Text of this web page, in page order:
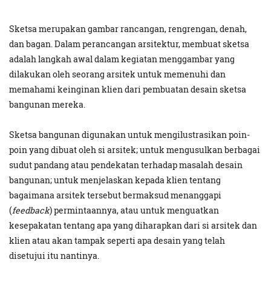
Sketsa merupakan gambar rancangan, rengrengan, denah,
dan bagan. Dalam perancangan arsitektur, membuat sketsa
adalah langkah awal dalam kegiatan menggambar yang
dilakukan oleh seorang arsitek untuk memenuhi dan
memahami keinginan klien dari pembuatan desain sketsa
bangunan mereka.
Sketsa bangunan digunakan untuk mengilustrasikan poin-
poin yang dibuat oleh si arsitek; untuk mengusulkan berbagai
sudut pandang atau pendekatan terhadap masalah desain
bangunan; untuk menjelaskan kepada klien tentang
bagaimana arsitek tersebut bermaksud menanggapi
(feedback) permintaannya, atau untuk menguatkan
kesepakatan tentang apa yang diharapkan dari si arsitek dan
klien atau akan tampak seperti apa desain yang telah
disetujui itu nantinya.